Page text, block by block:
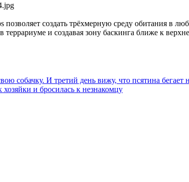
создать трёхмерную среду обитания в
террариуме и создавая зону баскинга ближе к
собачку. И третий день вижу, что псятина бегает
и бросилась к незнакомцу